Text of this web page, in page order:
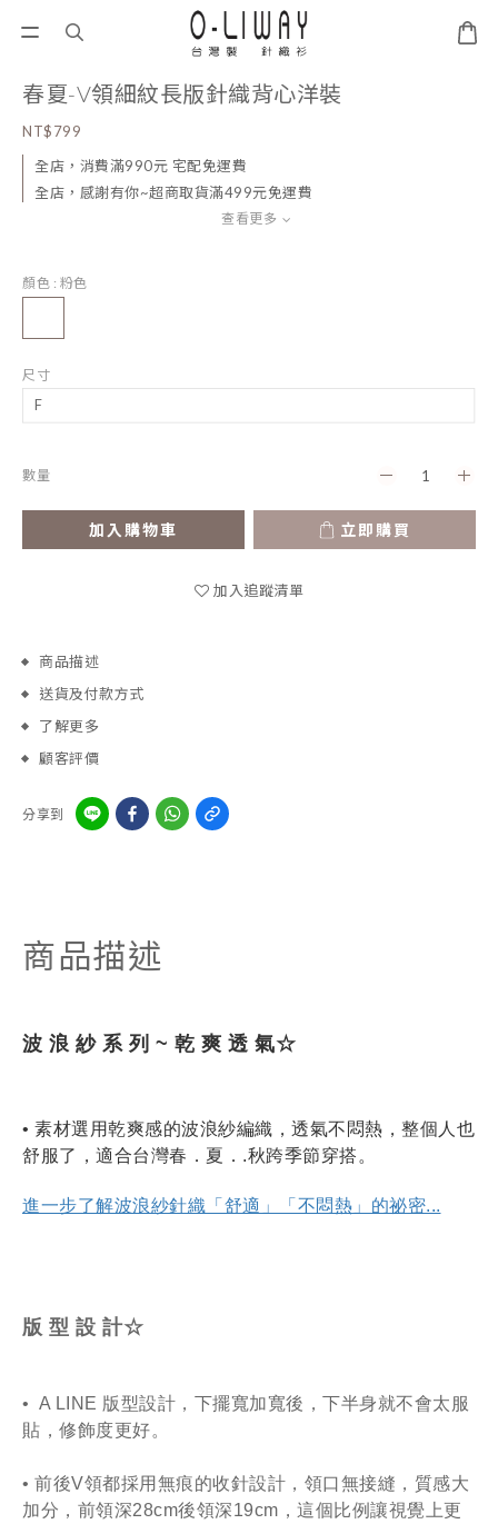
春夏-V領細紋長版針織背心洋裝
NT$799
全店，消費滿990元 宅配免運費
全店，感謝有你~超商取貨滿499元免運費
查看更多
顏色 : 粉色
尺寸
數量
加入購物車 立即購買
加入追蹤清單
商品描述
送貨及付款方式
了解更多
顧客評價
分享到
商品描述
波 浪 紗 系 列 ~ 乾 爽 透 氣☆
• 素材選用乾爽感的波浪紗編織，透氣不悶熱，整個人也
舒服了，適合台灣春．夏．.秋跨季節穿搭。
進一步了解波浪紗針織「舒適」「不悶熱」的祕密...
版 型 設 計☆
•  A LINE 版型設計，下擺寬加寬後，下半身就不會太服
貼，修飾度更好。
• 前後V領都採用無痕的收針設計，領口無接縫，質感大
加分，前領深28cm後領深19cm，這個比例讓視覺上更